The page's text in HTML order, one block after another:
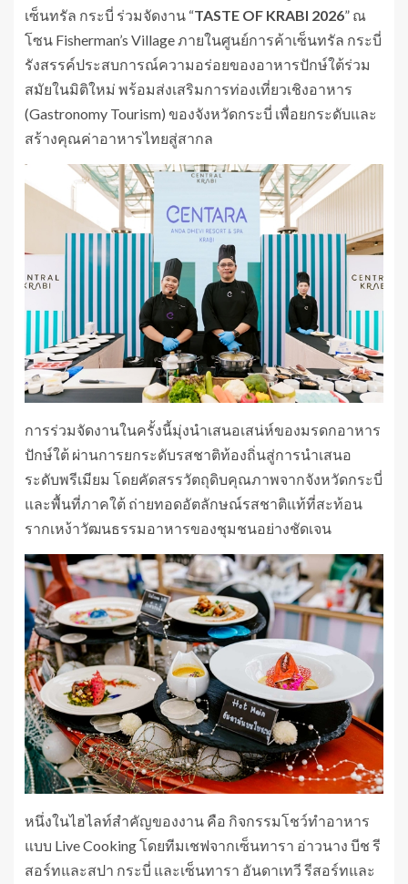
เซ็นทรัล กระบี่ ร่วมจัดงาน “TASTE OF KRABI 2026” ณ
โซน Fisherman’s Village ภายในศูนย์การค้าเซ็นทรัล กระบี่
รังสรรค์ประสบการณ์ความอร่อยของอาหารปักษ์ใต้ร่วม
สมัยในมิติใหม่ พร้อมส่งเสริมการท่องเที่ยวเชิงอาหาร
(Gastronomy Tourism) ของจังหวัดกระบี่ เพื่อยกระดับและ
สร้างคุณค่าอาหารไทยสู่สากล
การร่วมจัดงานในครั้งนี้มุ่งนำเสนอเสน่ห์ของมรดกอาหาร
ปักษ์ใต้ ผ่านการยกระดับรสชาติท้องถิ่นสู่การนำเสนอ
ระดับพรีเมียม โดยคัดสรรวัตถุดิบคุณภาพจากจังหวัดกระบี่
และพื้นที่ภาคใต้ ถ่ายทอดอัตลักษณ์รสชาติแท้ที่สะท้อน
รากเหง้าวัฒนธรรมอาหารของชุมชนอย่างชัดเจน
หนึ่งในไฮไลท์สำคัญของงาน คือ กิจกรรมโชว์ทำอาหาร
แบบ Live Cooking โดยทีมเชฟจากเซ็นทารา อ่าวนาง บีช รี
สอร์ทและสปา กระบี่ และเซ็นทารา อันดาเทวี รีสอร์ทและ